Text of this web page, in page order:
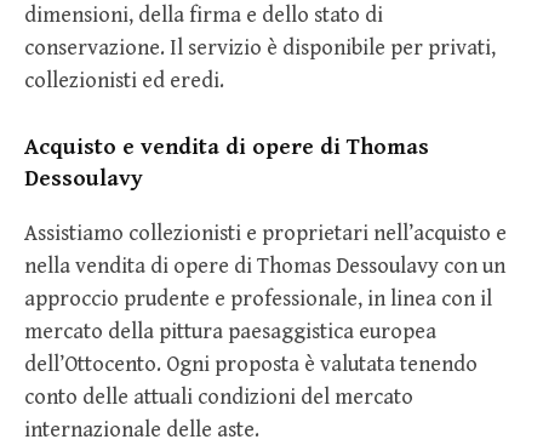
dimensioni, della firma e dello stato di
conservazione. Il servizio è disponibile per privati,
collezionisti ed eredi.
Acquisto e vendita di opere di Thomas
Dessoulavy
Assistiamo collezionisti e proprietari nell’acquisto e
nella vendita di opere di Thomas Dessoulavy con un
approccio prudente e professionale, in linea con il
mercato della pittura paesaggistica europea
dell’Ottocento. Ogni proposta è valutata tenendo
conto delle attuali condizioni del mercato
internazionale delle aste.